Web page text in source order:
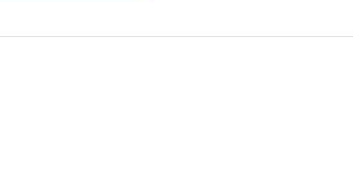
0,38-1,0 12